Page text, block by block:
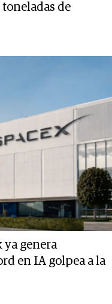
de
ya genera
en IA golpea a la